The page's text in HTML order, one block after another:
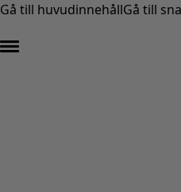
Gå till huvudinnehållGå till